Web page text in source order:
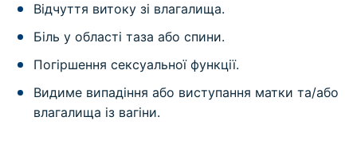
Відчуття витоку зі влагалища.
Біль у області таза або спини.
Погіршення сексуальної функції.
Видиме випадіння або виступання матки та/або
влагалища із вагіни.